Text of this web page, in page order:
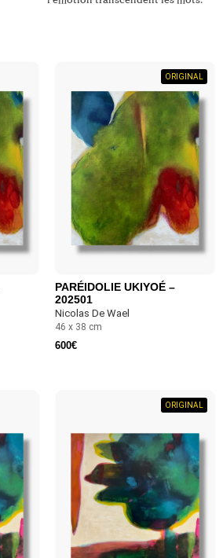
ORIGINAL
PARÉIDOLIE UKIYOÉ –
202501
Nicolas De Wael
46 x 38 cm
600€
ORIGINAL